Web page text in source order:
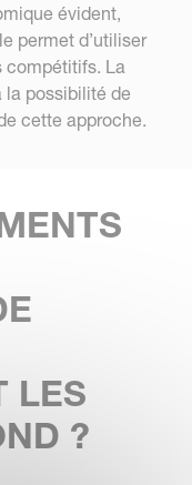
évident,
permet d’utiliser
compétitifs. La
la possibilité de
cette approche.
LES
?